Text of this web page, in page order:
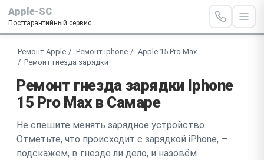
Apple-SC
Постгарантийный сервис
Ремонт Apple Ремонт iphone
Apple 15 Pro Max
Ремонт гнезда зарядки
Ремонт гнезда зарядки Iphone
15 Pro Max в Самаре
Не спешите менять зарядное устройство.
Отметьте, что происходит с зарядкой iPhone, —
подскажем, в гнезде ли дело, и назовём